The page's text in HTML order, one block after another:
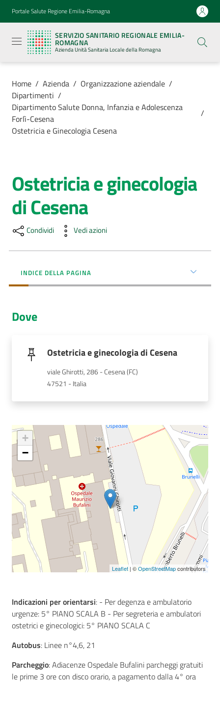
Vai al contenuto
Vai alla navigazione
Vai al footer
Portale Salute Regione Emilia-Romagna
SERVIZIO SANITARIO REGIONALE EMILIA-
ROMAGNA
Azienda Unità Sanitaria Locale della Romagna
Sanitario
Regionale
Emilia-
Romagna
Azienda
Sanitaria
Locale della
Romagna
Azienda
Luoghi
di
cura
AUSL
Comunica
Servizi
e
Concorsi
Seguici
su
Home / Azienda / Organizzazione aziendale /
Dipartimenti /
Dipartimento Salute Donna, Infanzia e Adolescenza
Forlì-Cesena
/
Ostetricia e Ginecologia Cesena
Salta al contenuto
Ostetricia e ginecologia
di Cesena
Condividi Vedi azioni
INDICE DELLA PAGINA
Dove
Ostetricia e ginecologia di Cesena
viale Ghirotti, 286 - Cesena (FC)
47521 - Italia
+
−
Leaflet | ©OpenStreetMapcontributors
Indicazioni per orientarsi: - Per degenza e ambulatorio
urgenze: 5° PIANO SCALA B - Per segreteria e ambulatori
ostetrici e ginecologici: 5° PIANO SCALA C
Autobus: Linee n°4,6, 21
Parcheggio: Adiacenze Ospedale Bufalini parcheggi gratuiti
le prime 3 ore con disco orario, a pagamento dalla 4° ora